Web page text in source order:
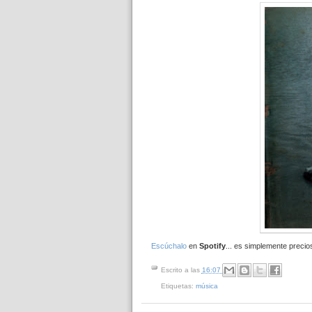
Escúchaloen Spotify... es simplemente
Escrito a las 16:07
Etiquetas: música